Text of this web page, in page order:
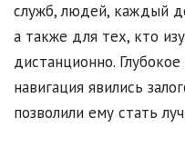
служб, людей, каждый
а также для тех, кто
дистанционно.
навигация явились
позволили ему стать